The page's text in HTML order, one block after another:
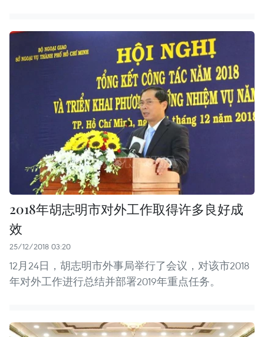
2018年胡志明市对外工作取得许多良好成
效
25/12/2018 03:20
12月24日，胡志明市外事局举行了会议，对该市2018
年对外工作进行总结并部署2019年重点任务。